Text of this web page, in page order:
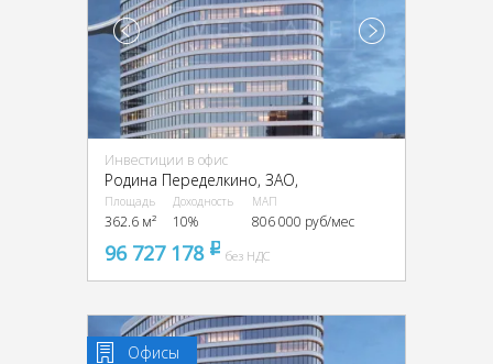
Инвестиции в офис
Родина Переделкино, ЗАО,
Площадь
362.6 м²
Доходность
10%
МАП
806 000 руб/мес
96 727 178 pуббез НДС
Офисы